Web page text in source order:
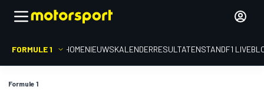
FORMULE 1 HOMENIEUWSKALENDERRESULTATENSTANDF1
Formule 1